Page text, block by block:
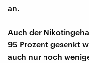
an.
Auch der
95 Prozent gesenkt
auch nur noch